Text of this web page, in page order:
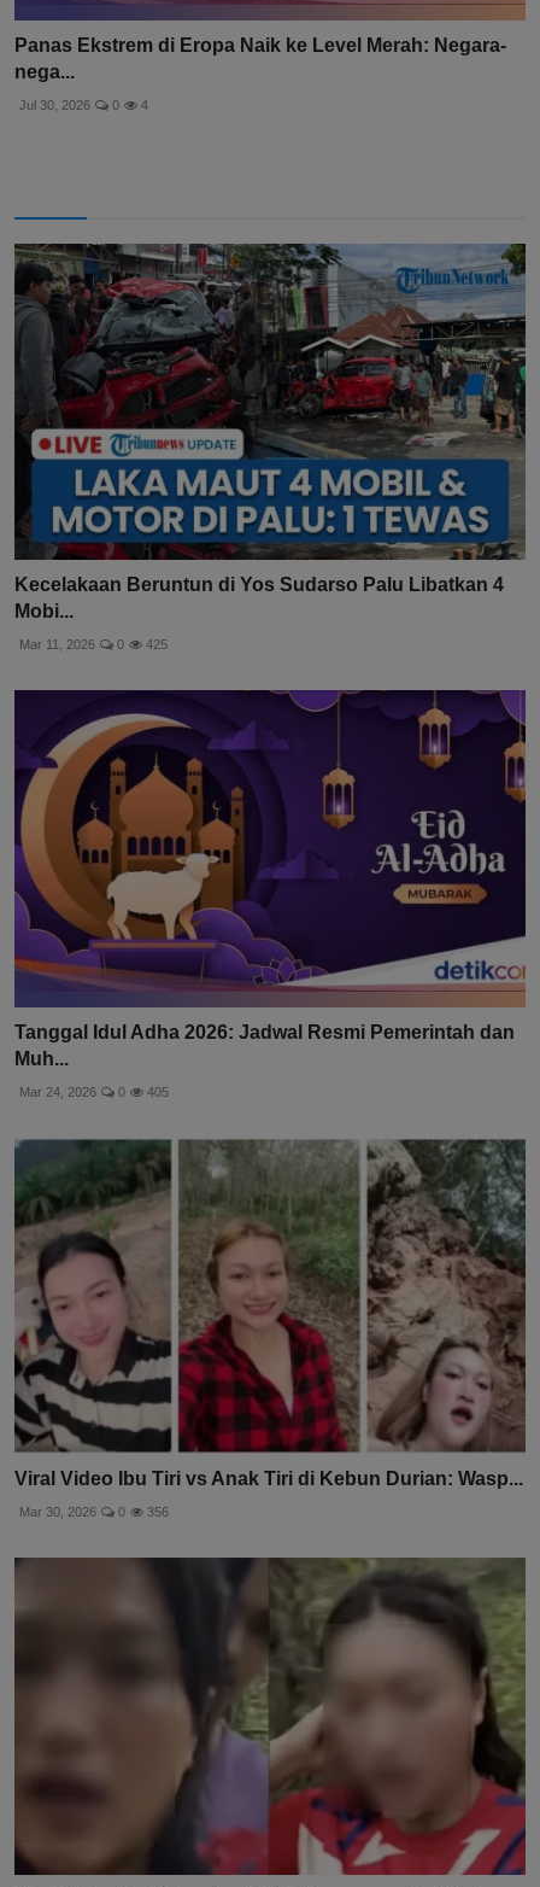
Panas Ekstrem di Eropa Naik ke Level Merah: Negara-
nega...
Jul 30, 2026 0 4
Kecelakaan Beruntun di Yos Sudarso Palu Libatkan 4
Mobi...
Mar 11, 2026 0 425
Tanggal Idul Adha 2026: Jadwal Resmi Pemerintah dan
Muh...
Mar 24, 2026 0 405
Viral Video Ibu Tiri vs Anak Tiri di Kebun Durian: Wasp...
Mar 30, 2026 0 356